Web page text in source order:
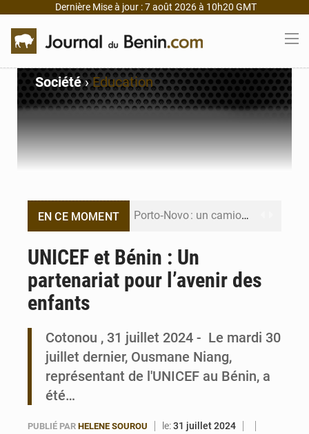
Dernière Mise à jour : 7 août 2026 à 10h20 GMT
Société›Education
EN CE MOMENT Porto‑Novo : un camion de produits pétroliers embrase Avakpa
Bénin : Djogbénou inspecte le chantier du siège de l’Assemblée
Bénin : Le CEG La Verdure de Ouèdo fait sa mue pour la rentrée
UNICEF et Bénin : Un
partenariat pour l’avenir des
enfants
Cotonou , 31 juillet 2024 - Le mardi 30
juillet dernier, Ousmane Niang,
représentant de l'UNICEF au Bénin, a
été…
PUBLIÉ PAR HELENE SOUROU le:31 juillet 2024